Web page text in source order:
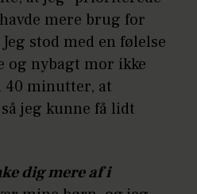
mere brug for
stod med en følelse
og nybagt mor ikke
40 minutter, at
jeg kunne få lidt
dig mere af i